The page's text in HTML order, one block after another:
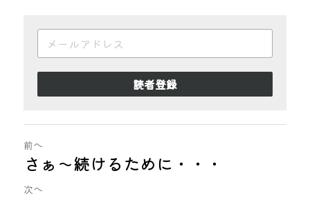
読者登録
前へ
さぁ〜続けるために・・・
次へ